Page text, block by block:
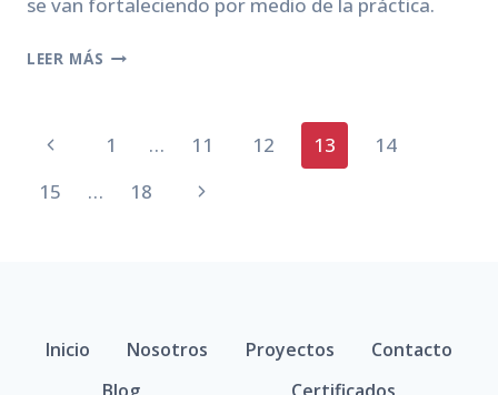
LEER MÁS INICIACIÓN
PARA
LOS
Navegación
de
Página
anterior
1 … 11 12 13
14
15
… 18
Siguiente
Inicio Nosotros Proyectos
Contacto